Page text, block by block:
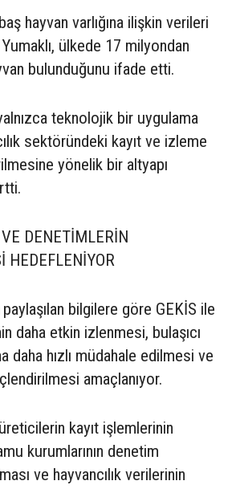
hayvan varlığına ilişkin verileri
ülkede 17 milyondan
bulunduğunu ifade etti.
teknolojik bir uygulama
sektöründeki kayıt ve izleme
yönelik bir altyapı
DENETİMLERİN
HEDEFLENİYOR
paylaşılan bilgilere göre GEKİS ile
daha etkin izlenmesi, bulaşıcı
daha hızlı müdahale edilmesi ve
amaçlanıyor.
kayıt işlemlerinin
kurumlarının denetim
ve hayvancılık verilerinin